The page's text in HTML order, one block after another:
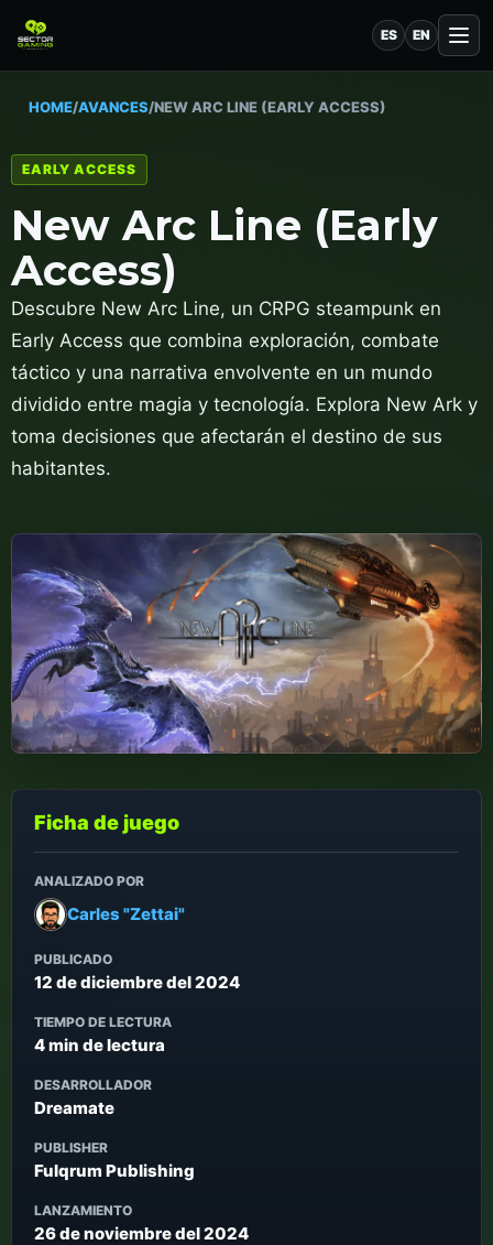
ES EN
HOME/AVANCES/NEW ARC LINE (EARLY ACCESS)
EARLY ACCESS
New Arc Line (Early
Access)
Descubre New Arc Line, un CRPG steampunk en
Early Access que combina exploración, combate
táctico y una narrativa envolvente en un mundo
dividido entre magia y tecnología. Explora New Ark y
toma decisiones que afectarán el destino de sus
habitantes.
Ficha de juego
ANALIZADO POR
Carles "Zettai"
PUBLICADO
12 de diciembre del 2024
TIEMPO DE LECTURA
4 min de lectura
DESARROLLADOR
Dreamate
PUBLISHER
Fulqrum Publishing
LANZAMIENTO
26 de noviembre del 2024